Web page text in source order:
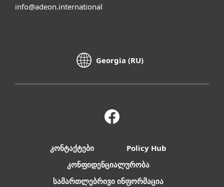
info@adeon.international
Georgia (RU)
კონტაქტები
Policy Hub
კონფიდენციალურობა
სამართლებრივი ინფორმაცია